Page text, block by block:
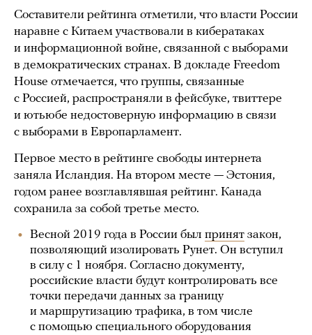
Составители рейтинга отметили, что власти России
наравне с Китаем участвовали в кибератаках
и информационной войне, связанной с выборами
в демократических странах. В докладе Freedom
House отмечается, что группы, связанные
с Россией, распространяли в фейсбуке, твиттере
и ютьюбе недостоверную информацию в связи
с выборами в Европарламент.
Первое место в рейтинге свободы интернета
заняла Исландия. На втором месте — Эстония,
годом ранее возглавлявшая рейтинг. Канада
сохранила за собой третье место.
Весной 2019 года в России был принят закон,
позволяющий изолировать Рунет. Он вступил
в силу с 1 ноября. Согласно документу,
российские власти будут контролировать все
точки передачи данных за границу
и маршрутизацию трафика, в том числе
с помощью специального оборудования